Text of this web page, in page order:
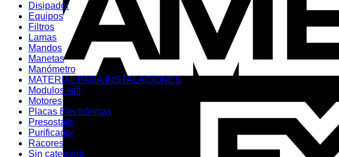
Disipador
Equipos
Filtros
Lamas
Mandos
Manetas
Manómetro
MATERIAL PARA INSTALACIONES
Modulos wifi
Motores
Placas Electrónicas
Presostato
Purificador
Racores
Sin categoría